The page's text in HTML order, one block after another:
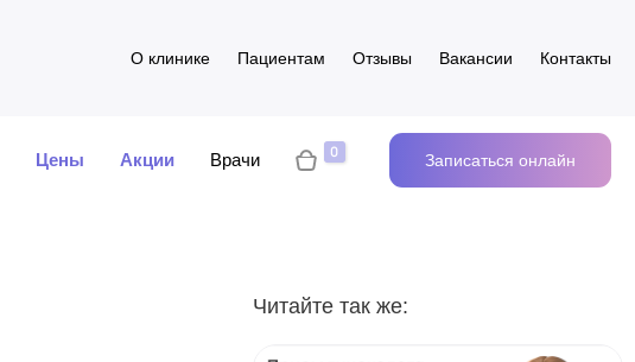
О клинике Пациентам Отзывы Вакансии Контакты
Цены Акции Врачи Записаться онлайн
Читайте так же: